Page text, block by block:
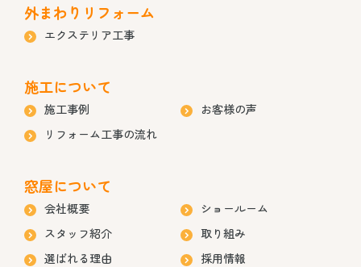
外まわりリフォーム
エクステリア工事
施工について
施工事例
お客様の声
リフォーム工事の流れ
窓屋について
会社概要
ショールーム
スタッフ紹介
取り組み
選ばれる理由
採用情報